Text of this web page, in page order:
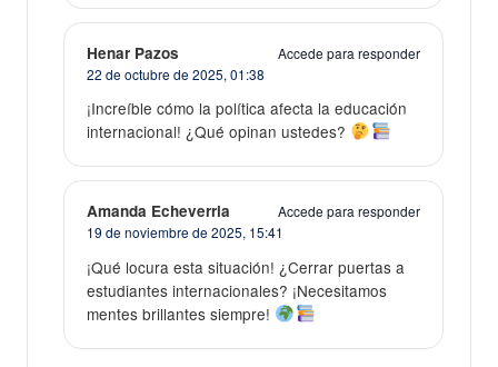
Henar Pazos
Accede para responder
22 de octubre de 2025, 01:38
¡Increíble cómo la política afecta la educación
internacional! ¿Qué opinan ustedes?
Amanda Echeverria
Accede para responder
19 de noviembre de 2025, 15:41
¡Qué locura esta situación! ¿Cerrar puertas a
estudiantes internacionales? ¡Necesitamos
mentes brillantes siempre!